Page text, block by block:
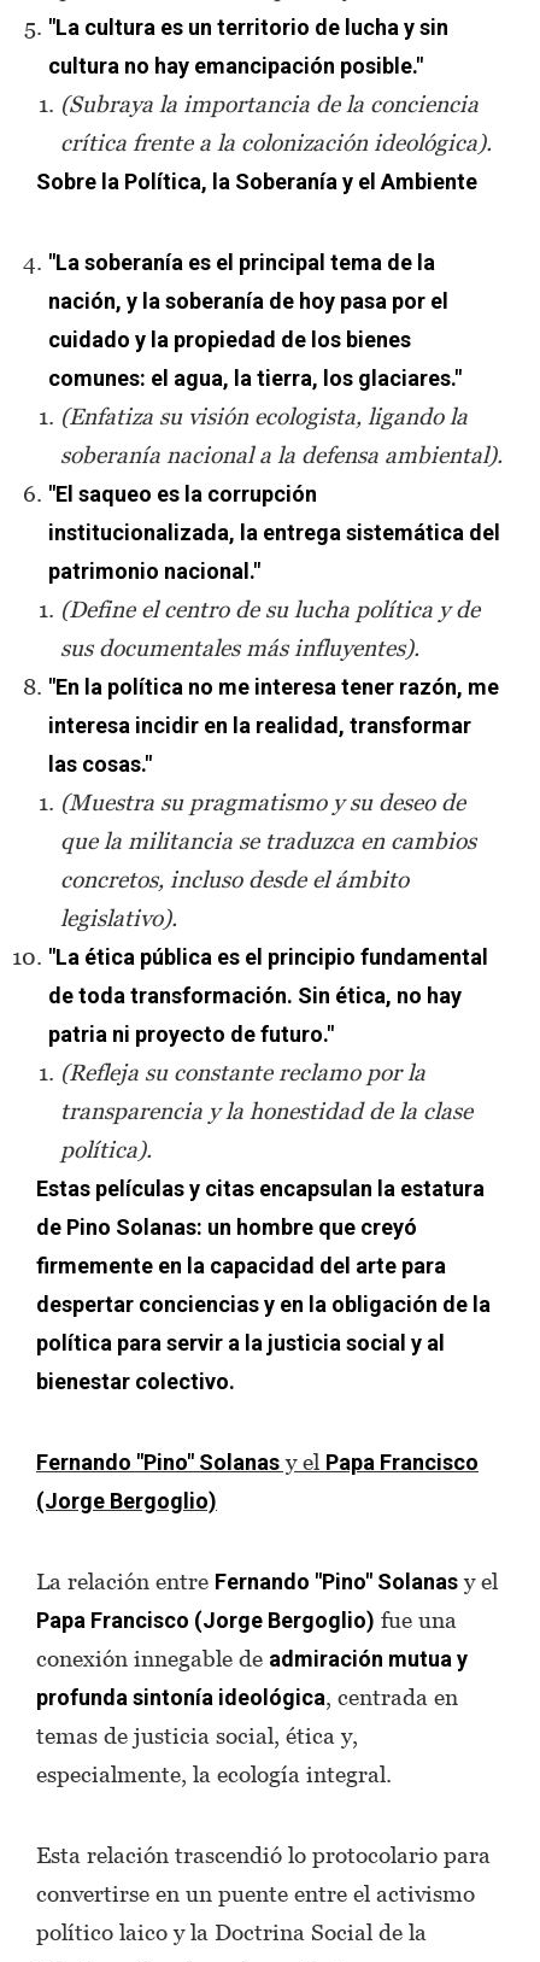
"La cultura es un territorio de lucha y sin
cultura no hay emancipación posible."
(Subraya la importancia de la conciencia
crítica frente a la colonización ideológica).
Sobre la Política, la Soberanía y el Ambiente
"La soberanía es el principal tema de la
nación, y la soberanía de hoy pasa por el
cuidado y la propiedad de los bienes
comunes: el agua, la tierra, los glaciares."
(Enfatiza su visión ecologista, ligando la
soberanía nacional a la defensa ambiental).
"El saqueo es la corrupción
institucionalizada, la entrega sistemática del
patrimonio nacional."
(Define el centro de su lucha política y de
sus documentales más influyentes).
"En la política no me interesa tener razón, me
interesa incidir en la realidad, transformar
las cosas."
(Muestra su pragmatismo y su deseo de
que la militancia se traduzca en cambios
concretos, incluso desde el ámbito
legislativo).
"La ética pública es el principio fundamental
de toda transformación. Sin ética, no hay
patria ni proyecto de futuro."
(Refleja su constante reclamo por la
transparencia y la honestidad de la clase
política).
Estas películas y citas encapsulan la estatura
de Pino Solanas: un hombre que creyó
firmemente en la capacidad del arte para
despertar conciencias y en la obligación de la
política para servir a la justicia social y al
bienestar colectivo.
Fernando "Pino" Solanasy el Papa Francisco
(Jorge Bergoglio)
La relación entre Fernando "Pino" Solanasy el
Papa Francisco (Jorge Bergoglio) fue una
conexión innegable de admiración mutua y
profunda sintonía ideológica, centrada en
temas de justicia social, ética y,
especialmente, la ecología integral.
Esta relación trascendió lo protocolario para
convertirse en un puente entre el activismo
político laico y la Doctrina Social de la